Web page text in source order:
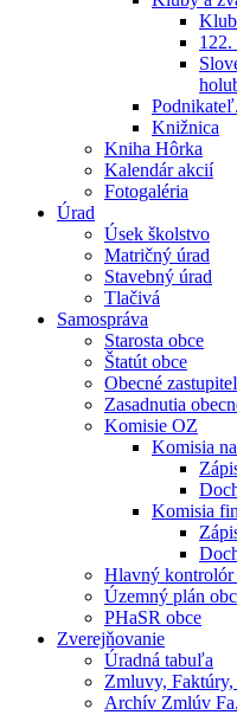
122.
Knižnica
Kniha Hôrka
Kalendár akcií
Fotogaléria
Úrad
Úsek školstvo
Matričný úrad
Stavebný úrad
Tlačivá
Samospráva
Starosta obce
Štatút obce
Obecné
Zasadnutia
Komisie OZ
Komisia
Komisia
Hlavný kontrolór
Územný plán
PHaSR obce
Zverejňovanie
Úradná tabuľa
Zmluvy,
Archív Zmlúv